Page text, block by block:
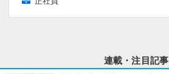
連載・注目記事